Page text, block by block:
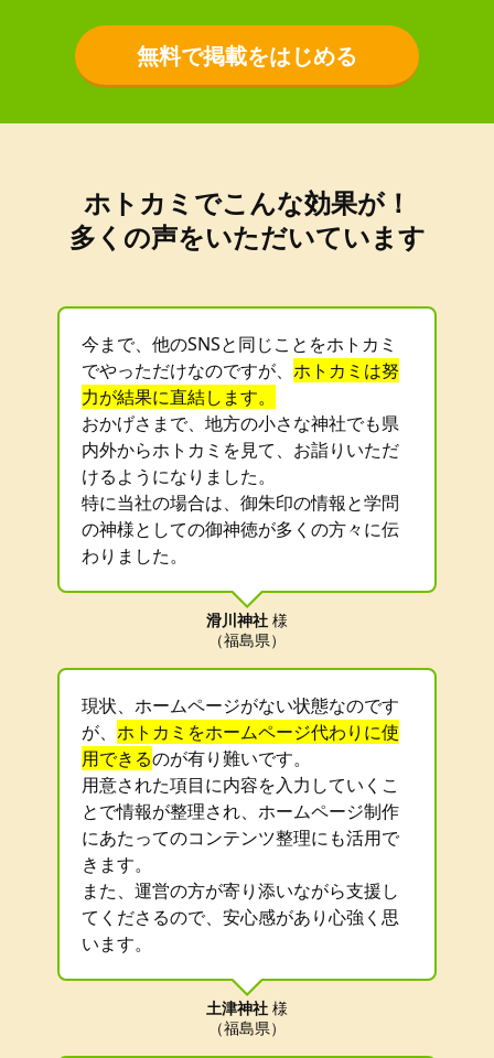
無料で掲載をはじめる
ホトカミでこんな効果が！
多くの声をいただいています
今まで、他のSNSと同じことをホトカミ
でやっただけなのですが、 ホトカミは努
力が結果に直結します。
おかげさまで、地方の小さな神社でも県
内外からホトカミを見て、お詣りいただ
けるようになりました。
特に当社の場合は、御朱印の情報と学問
の神様としての御神徳が多くの方々に伝
わりました。
滑川神社 様
（福島県）
現状、ホームページがない状態なのです
が、 ホトカミをホームページ代わりに使
用できるのが有り難いです。
用意された項目に内容を入力していくこ
とで情報が整理され、ホームページ制作
にあたってのコンテンツ整理にも活用で
きます。
また、運営の方が寄り添いながら支援し
てくださるので、安心感があり心強く思
います。
土津神社 様
（福島県）